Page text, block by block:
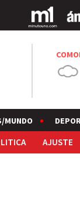
MUNDO
AJUSTE